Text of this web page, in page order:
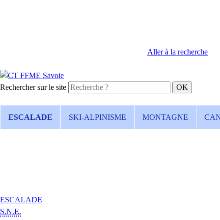
Aller à la recherche
Rechercher sur le site
ESCALADE SKI-ALPINISME MONTAGNE
ESCALADE
S.N.E.